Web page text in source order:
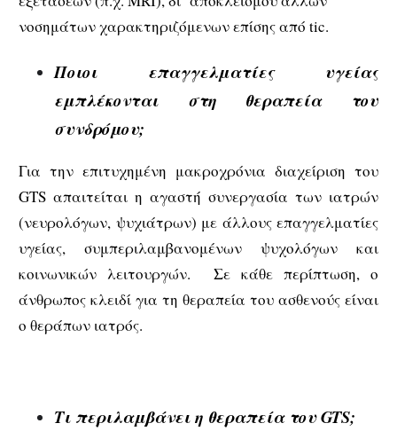
νοσημάτων χαρακτηριζόμενων επίσης από tic.
Ποιοι επαγγελματίες υγείας
εμπλέκονται στη θεραπεία του
συνδρόμου;
Για την επιτυχημένη μακροχρόνια διαχείριση του
GTS απαιτείται η αγαστή συνεργασία των ιατρών
(νευρολόγων, ψυχιάτρων) με άλλους επαγγελματίες
υγείας, συμπεριλαμβανομένων ψυχολόγων και
κοινωνικών λειτουργών. Σε κάθε περίπτωση, ο
άνθρωπος κλειδί για τη θεραπεία του ασθενούς είναι
ο θεράπων ιατρός.
Τι περιλαμβάνει η θεραπεία του GTS;